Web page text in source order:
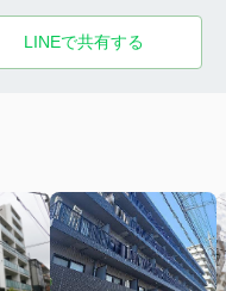
LINEで共有する